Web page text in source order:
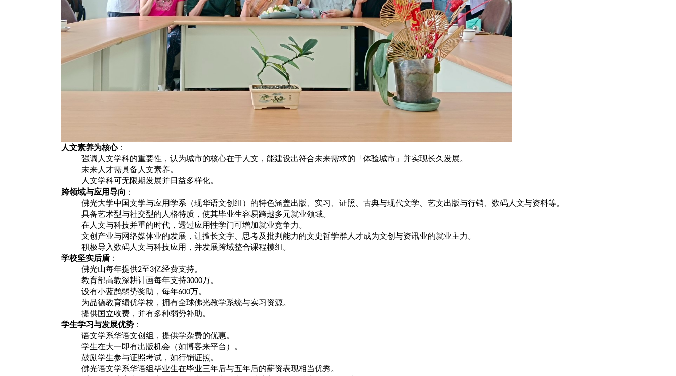
人文素养为核心：
强调人文学科的重要性，认为城市的核心在于人文，能建设出符合未来需求的「体验城市」并实现长久发展。
未来人才需具备人文素养。
人文学科可无限期发展并日益多样化。
跨领域与应用导向 ：
佛光大学中国文学与应用学系（现华语文创组）的特色涵盖出版、实习、证照、古典与现代文学、艺文出版与行销、数码人文与资料等。
具备艺术型与社交型的人格特质，使其毕业生容易跨越多元就业领域。
在人文与科技并重的时代，透过应用性学门可增加就业竞争力。
文创产业与网络媒体业的发展，让擅长文字、思考及批判能力的文史哲学群人才成为文创与资讯业的就业主力。
积极导入数码人文与科技应用，并发展跨域整合课程模组。
学校坚实后盾 ：
佛光山每年提供2至3亿经费支持。
教育部高教深耕计画每年支持3000万。
设有小蓝鹊弱势奖助，每年600万。
为品德教育绩优学校，拥有全球佛光教学系统与实习资源。
提供国立收费，并有多种弱势补助。
学生学习与发展优势 ：
语文学系华语文创组，提供学杂费的优惠。
学生在大一即有出版机会（如博客来平台）。
鼓励学生参与证照考试，如行销证照。
佛光语文学系华语组毕业生在毕业三年后与五年后的薪资表现相当优秀。